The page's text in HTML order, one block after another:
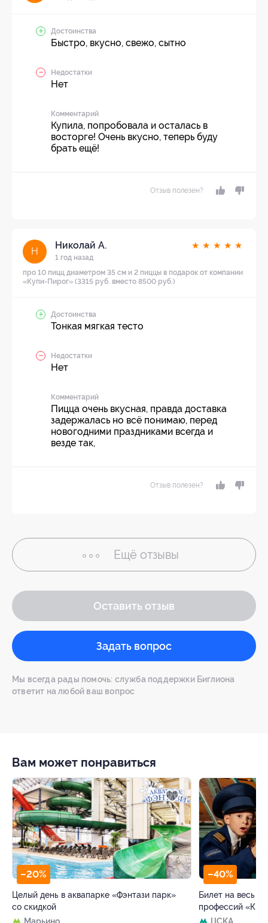
Достоинства
Быстро, вкусно, свежо, сытно
Недостатки
Нет
Комментарий
Купила, попробовала и осталась в
восторге! Очень вкусно, теперь буду
брать ещё!
Отзыв полезен?
Н
Николай А.
1 год назад
★ ★ ★ ★ ★
про 10 пицц диаметром 35 см и 2 пиццы в подарок от компании
«Купи-Пирог» (3315 руб. вместо 8500 руб.)
Достоинства
Тонкая мягкая тесто
Недостатки
Нет
Комментарий
Пицца очень вкусная, правда доставка
задержалась но всё понимаю, перед
новогодними праздниками всегда и
везде так,
Отзыв полезен?
Ещё отзывы
Оставить отзыв
Задать вопрос
Мы всегда рады помочь: служба поддержки Биглиона
ответит на любой ваш вопрос
Вам может понравиться
парк»
–40% ТЦ «АВИАПАРК»
Билет на весь день в детский Парк
Игра
Day